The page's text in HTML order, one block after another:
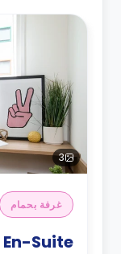
3
غرفة بحمام
Suite